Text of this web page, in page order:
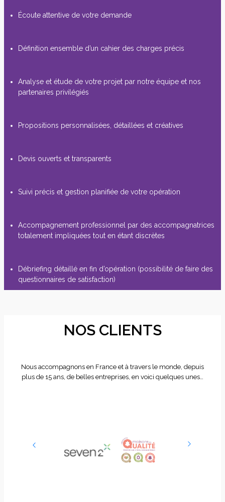
Écoute attentive de votre demande
Définition ensemble d’un cahier des charges précis
Analyse et étude de votre projet par notre équipe et nos
partenaires privilégiés
Propositions personnalisées, détaillées et créatives
Devis ouverts et transparents
Suivi précis et gestion planifiée de votre opération
Accompagnement professionnel par des accompagnatrices
totalement impliquées tout en étant discrètes
Débriefing détaillé en fin d’opération (possibilité de faire des
questionnaires de satisfaction)
NOS CLIENTS
Nous accompagnons en France et à travers le monde, depuis
plus de 15 ans, de belles entreprises, en voici quelques unes…